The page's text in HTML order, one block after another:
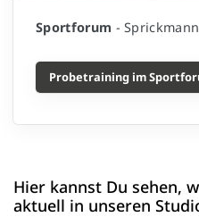
Sportforum -
Probetraining im
Hier kannst Du sehen,
aktuell in unseren